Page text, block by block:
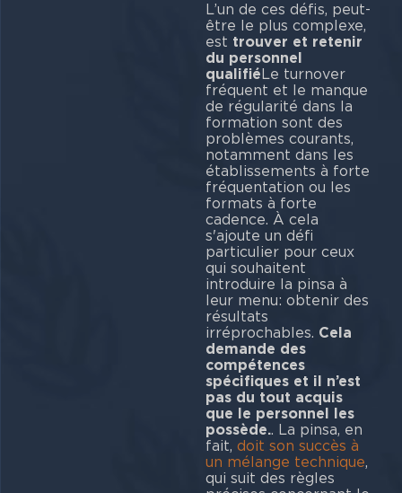
L’un de ces défis, peut-
être le plus complexe,
est trouver et retenir
du personnel
qualifié Le turnover
fréquent et le manque
de régularité dans la
formation sont des
problèmes courants,
notamment dans les
établissements à forte
fréquentation ou les
formats à forte
cadence. À cela
s'ajoute un défi
particulier pour ceux
qui souhaitent
introduire la pinsa à
leur menu: obtenir des
résultats
irréprochables. Cela
demande des
compétences
spécifiques et il n’est
pas du tout acquis
que le personnel les
possède.. La pinsa, en
fait, doit son succès à
un mélange technique,
qui suit des règles